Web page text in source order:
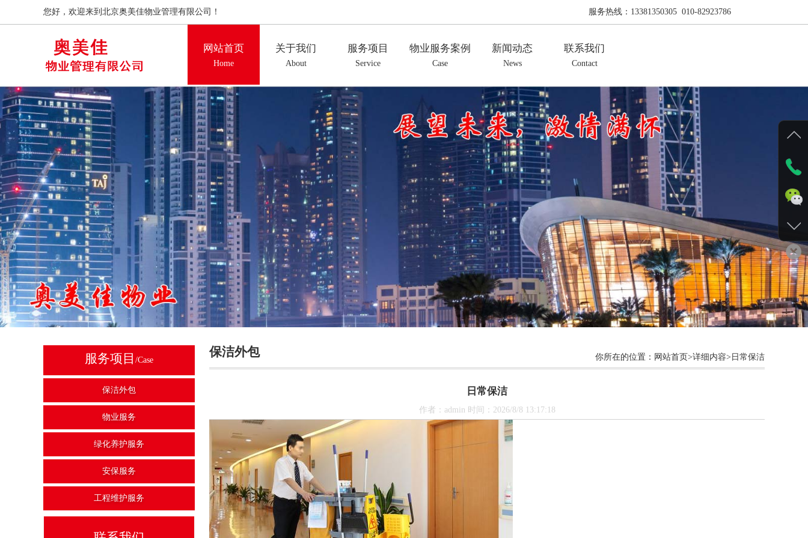
您好，欢迎来到北京奥美佳物业管理有限公司！ 服务热线： 13381350305 010-82923786
网站首页
Home
关于我们
About
服务项目
Service
物业服务案例
Case
新闻动态
News
联系我们
Contact
服务项目 /Case
保洁外包
物业服务
绿化养护服务
安保服务
工程维护服务
保洁外包 你所在的位置：网站首页>详细内容>日常保洁
日常保洁
作者：admin 时间：2026/8/8 13:17:18